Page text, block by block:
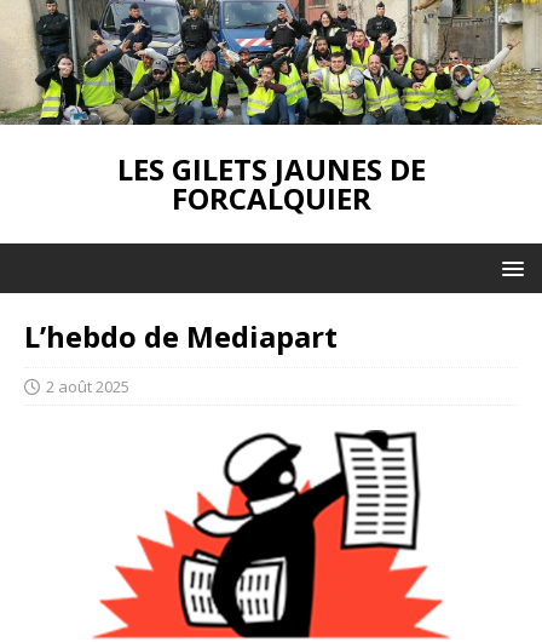
LES GILETS JAUNES DE
FORCALQUIER
L’hebdo de Mediapart
2 août 2025